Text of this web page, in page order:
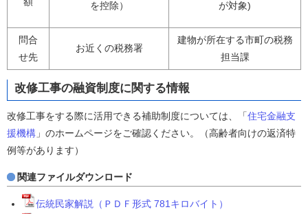
を控除）
が対象)
問合
せ先
お近くの税務署
建物が所在する市町の税務
担当課
改修工事の融資制度に関する情報
改修工事をする際に活用できる補助制度については、「住宅金融支
援機構 」のホームページをご確認ください。（高齢者向けの返済特
例等があります）
関連ファイルダウンロード
伝統民家解説（ＰＤＦ形式 781キロバイト）